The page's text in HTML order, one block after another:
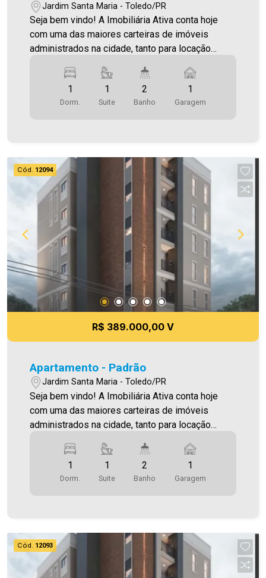
Jardim Santa Maria - Toledo/PR
Seja bem vindo! A Imobiliária Ativa conta hoje
com uma das maiores carteiras de imóveis
administrados na cidade, tanto para locação
opções! Apartamento Localizado no Jardim
Santa Maria. O Imóvel conta com: - Sala de Estar -
Cozinha - 01 Quarto - 01 Suíte - 02 WCS (suíte e
para ar condicionado * Áreas comuns mobiliadas
Área privativa 66,53m² Aproveite essa
oportunidade! A hora de encontrar o seu novo lar
É AGORA! Imobiliária Ativa, sinta-se em casa!
1
Dorm.
1
Suite
2
Banho
1
Garagem
Cód. 12094
R$ 389.000,00 V
Apartamento - Padrão
Jardim Santa Maria - Toledo/PR
Seja bem vindo! A Imobiliária Ativa conta hoje
com uma das maiores carteiras de imóveis
administrados na cidade, tanto para locação
opções! Apartamento Localizado no Jardim
Santa Maria. O Imóvel conta com: - Sala de Estar -
Cozinha - 01 Quarto - 01 Suíte - 02 WCS (suíte e
para ar condicionado * Áreas comuns mobiliadas
Área privativa 70,13m² Aproveite essa
oportunidade! A hora de encontrar o seu novo lar
1
Dorm.
1
Suite
2
Banho
1
Garagem
Cód. 12093